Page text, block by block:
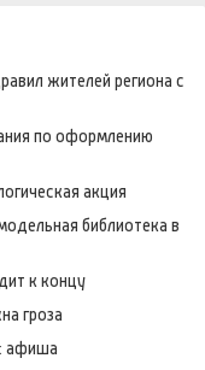
жителей региона с
по оформлению
акция
библиотека в
к концу
гроза
афиша